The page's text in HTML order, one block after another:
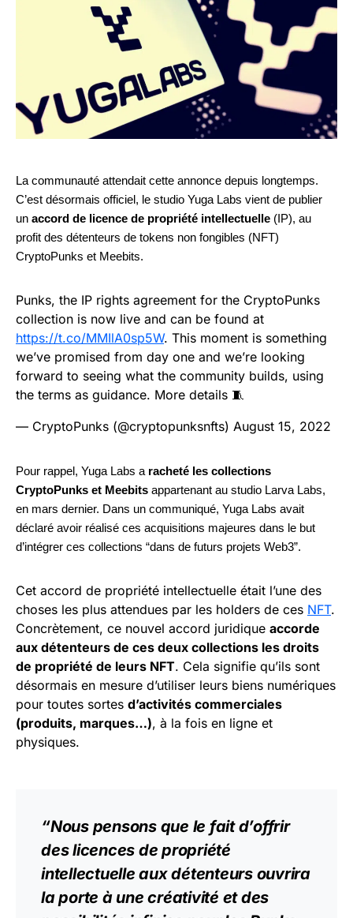
La communauté attendait cette annonce depuis longtemps.
C’est désormais officiel, le studio Yuga Labs vient de publier
un accord de licence de propriété intellectuelle (IP), au
profit des détenteurs de tokens non fongibles (NFT)
CryptoPunks et Meebits.
Punks, the IP rights agreement for the CryptoPunks
collection is now live and can be found at
https://t.co/MMIlA0sp5W. This moment is something
we’ve promised from day one and we’re looking
forward to seeing what the community builds, using
the terms as guidance. More details 🧵
— CryptoPunks (@cryptopunksnfts) August 15, 2022
Pour rappel, Yuga Labs a racheté les collections
CryptoPunks et Meebits appartenant au studio Larva Labs,
en mars dernier. Dans un communiqué, Yuga Labs avait
déclaré avoir réalisé ces acquisitions majeures dans le but
d’intégrer ces collections “dans de futurs projets Web3”.
Cet accord de propriété intellectuelle était l’une des
choses les plus attendues par les holders de ces NFT.
Concrètement, ce nouvel accord juridique accorde
aux détenteurs de ces deux collections les droits
de propriété de leurs NFT. Cela signifie qu’ils sont
désormais en mesure d’utiliser leurs biens numériques
pour toutes sortes d’activités commerciales
(produits, marques…), à la fois en ligne et
physiques.
“Nous pensons que le fait d’offrir
des licences de propriété
intellectuelle aux détenteurs ouvrira
la porte à une créativité et des